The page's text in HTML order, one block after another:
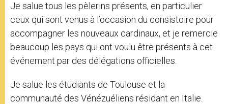
Je salue tous les pèlerins présents, en particulier
ceux qui sont venus à l’occasion du consistoire pour
accompagner les nouveaux cardinaux, et je remercie
beaucoup les pays qui ont voulu être présents à cet
événement par des délégations officielles.
Je salue les étudiants de Toulouse et la
communauté des Vénézuéliens résidant en Italie.